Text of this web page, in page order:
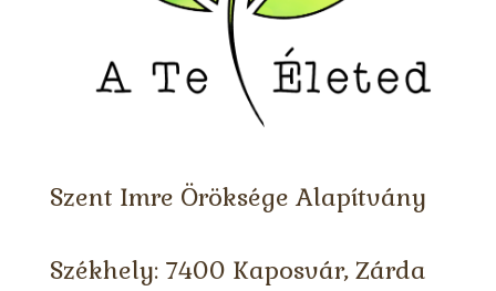
Szent Imre Öröksége Alapítvány
Székhely: 7400 Kaposvár, Zárda